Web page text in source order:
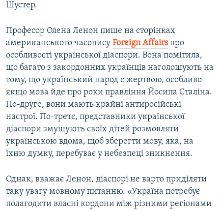
Шустер.
Професор Олена Ленон пише на сторінках
американського часопису ForeignAffairsпро
особливості української діаспори. Вона помітила,
що багато з закордонних українців наголошують на
тому, що український народ є жертвою, особливо
якщо мова йде про роки правління Йосипа Сталіна.
По-друге, вони мають крайні антиросійські
настрої. По-третє, представники української
діаспори змушують своїх дітей розмовляти
українською вдома, щоб зберегти мову, яка, на
їхню думку, перебуває у небезпеці зникнення.
Однак, вважає Ленон, діаспорі не варто приділяти
таку увагу мовному питанню. «Україна потребує
полагодити власні кордони між різними регіонами